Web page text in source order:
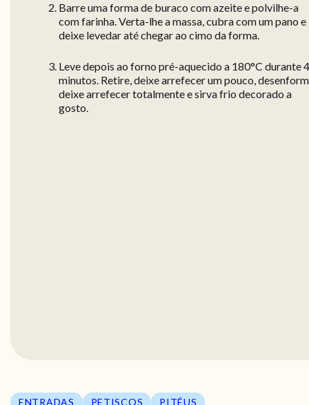
Barre uma forma de buraco com azeite e polvilhe-a
com farinha. Verta-lhe a massa, cubra com um pano e
deixe levedar até chegar ao cimo da forma.
Leve depois ao forno pré-aquecido a 180°C durante
minutos. Retire, deixe arrefecer um pouco,
deixe arrefecer totalmente e sirva frio decorado a
gosto.
ENTRADAS PETISCOS PITÉUS